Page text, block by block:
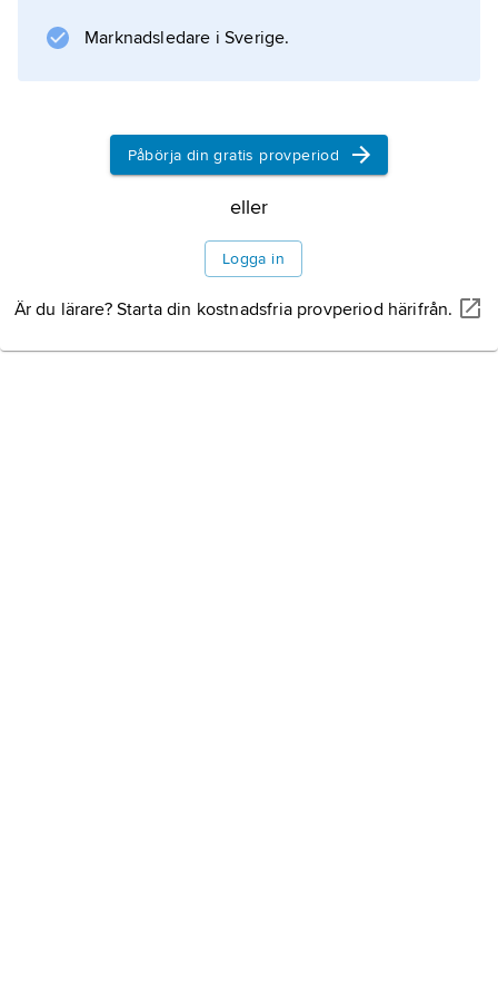
Marknadsledare i Sverige.
Påbörja din gratis provperiod
eller
Logga in
Är du lärare? Starta din kostnadsfria provperiod härifrån.